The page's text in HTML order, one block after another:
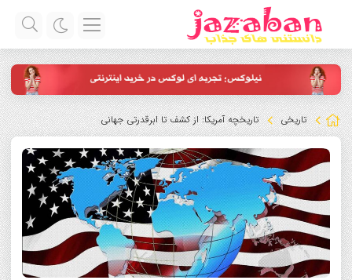
تاریخی تاریخچه آمریکا: از کشف تا ابرقدرتی جهانی